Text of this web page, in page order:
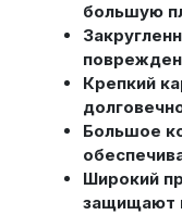
большую
Крепкий
Большое
Широкий
защищают